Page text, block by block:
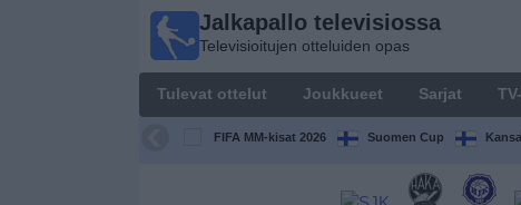
Jalkapallo televisiossa
Televisioitujen otteluiden opas
Tulevat ottelut Joukkueet Sarjat
FIFA MM-kisat 2026 Suomen Cup
Jalkapallo
televisiossa
Televisioitujen
otteluiden opas